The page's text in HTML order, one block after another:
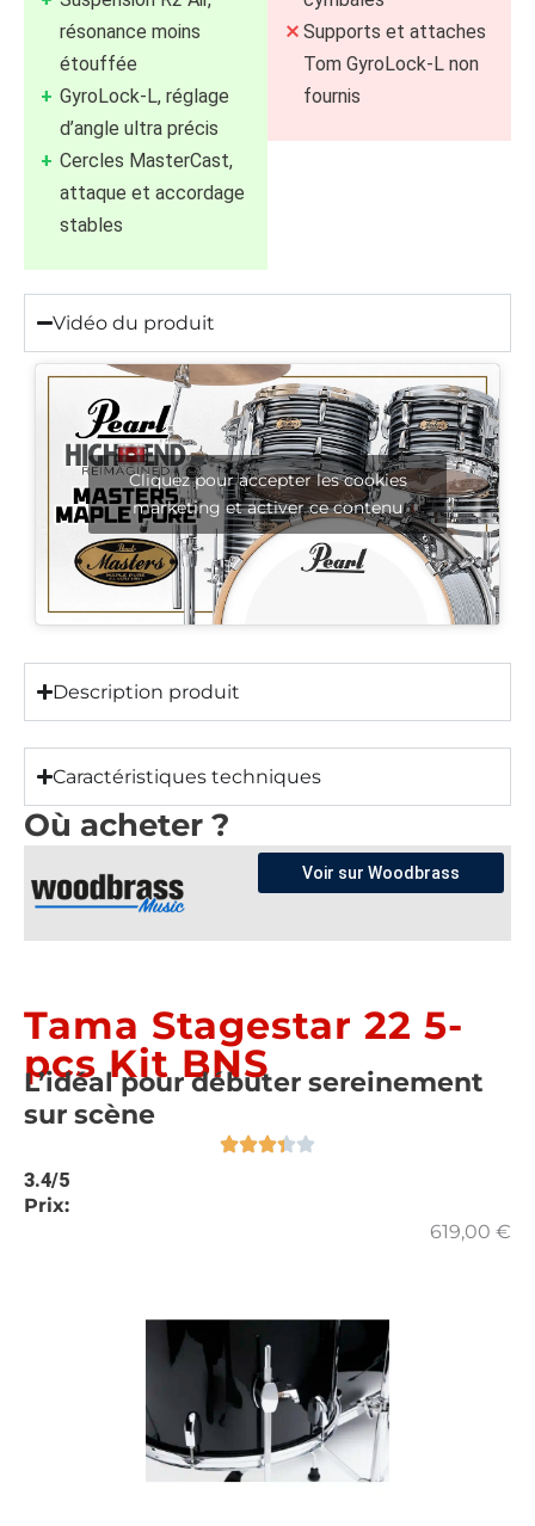
résonance moins
étouffée
GyroLock-L, réglage
d’angle ultra précis
Cercles MasterCast,
attaque et accordage
stables
Supports et attaches
Tom GyroLock-L non
fournis
Vidéo du produit
Cliquez pour accepter les cookies
marketing et activer ce contenu
Description produit
Caractéristiques techniques
Où acheter ?
Voir sur Woodbrass
Tama Stagestar 22 5-
pcs Kit BNS
L’idéal pour débuter sereinement
sur scène
3.4/5
Prix:
619,00 €